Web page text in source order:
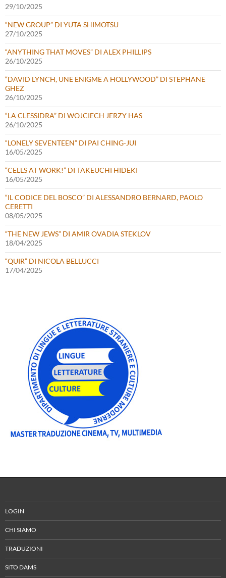
29/10/2025
“NEW GROUP” DI YUTA SHIMOTSU
27/10/2025
“ANYTHING THAT MOVES” DI ALEX PHILLIPS
26/10/2025
“DAVID LYNCH, UNE ENIGME A HOLLYWOOD” DI STEPHANE
GHEZ
26/10/2025
“LA CLESSIDRA” DI WOJCIECH JERZY HAS
26/10/2025
“LONELY SEVENTEEN” DI PAI CHING-JUI
16/05/2025
“CELLS AT WORK!” DI TAKEUCHI HIDEKI
16/05/2025
“IL CODICE DEL BOSCO” DI ALESSANDRO BERNARD, PAOLO
CERETTI
08/05/2025
“THE NEW JEWS” DI AMIR OVADIA STEKLOV
18/04/2025
“QUIR” DI NICOLA BELLUCCI
17/04/2025
LOGIN
CHI SIAMO
TRADUZIONI
SITO DAMS